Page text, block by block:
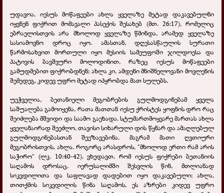
უდავოა, იესუს მოწაფეები ახლა ყველაზე მეტად დაკავებულნი
იყვნენ ფიქრით მომავალი პასექის შესახებ (მთ. 26:17), რომელიც
ებრაელისთვის არა მხოლოდ ყველაზე წმინდა, არამედ ყველაზე
სასიამოვნო დროც იყო. ამასთან, დღესასწაულის სურათი
წარმოსახვით მორთული იყო მესიის სამეუფოში ჯილდოესა და
პატივის ბავშვური მოლოდინით, რაზეც იესუს მოწაფეები
გამუდმებით ფიქრობდნენ; ახლა კი, ამდენი მნიშნელოვანი მოვლენის
შემედეგ, კიდევ უფრო მეტად იპყრობდა მათ სულებს.
უეჭველია, ბეთანიელი მეგობრების გულმოდგინებამ ყველა
საშუალება გამოიყენა, რათა მათთან იესუ ქრისტეს ყოფნის დრო რაც
შეიძლება მშვიდი და საამო გაეხადა. სტუმართმოყვარე მართას ახლა
ყველანაირად შეეძლო, თავისი სიხარული დის წყნარ და ამაღლებულ
გულმოდგინებასთან შეეზავებინა. მაგრამ მათი ღვთიური
მეგობრისთვის, ახლა, როგორც არასდროს, "მხოლოდ ერთი რამ არის
საჭირო" (ლკ. 10:40-42). ვხედავთ, რომ იესუს ფიქრები ბეთანიის
საღამოს დროსაც, იერუსალიმში შესვლის წინ, მთლიანად
სიკვდილითა და საფლავად დადებით იყო დაკავებული; ახლა,
თითქმის სიკვდილის წინა საღამოს, ეს აზრები კიდევ უფრო